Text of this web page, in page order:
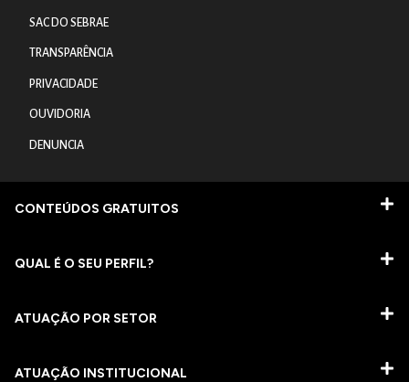
SAC DO SEBRAE
TRANSPARÊNCIA
PRIVACIDADE
OUVIDORIA
DENUNCIA
CONTEÚDOS GRATUITOS
QUAL É O SEU PERFIL?
ATUAÇÃO POR SETOR
ATUAÇÃO INSTITUCIONAL